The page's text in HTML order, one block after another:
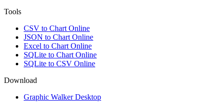
Tools
CSV to Chart Online
JSON to Chart Online
Excel to Chart Online
SQLite to Chart Online
SQLite to CSV Online
Download
Graphic Walker Desktop